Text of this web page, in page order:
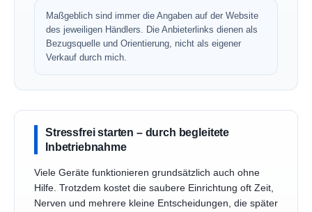
Maßgeblich sind immer die Angaben auf der Website
des jeweiligen Händlers. Die Anbieterlinks dienen als
Bezugsquelle und Orientierung, nicht als eigener
Verkauf durch mich.
Stressfrei starten – durch begleitete
Inbetriebnahme
Viele Geräte funktionieren grundsätzlich auch ohne
Hilfe. Trotzdem kostet die saubere Einrichtung oft Zeit,
Nerven und mehrere kleine Entscheidungen, die später